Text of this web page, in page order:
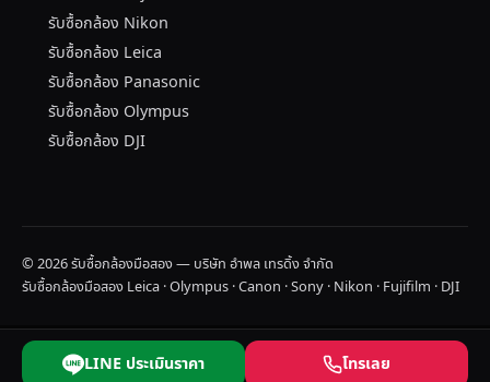
รับซื้อกล้อง Nikon
รับซื้อกล้อง Leica
รับซื้อกล้อง Panasonic
รับซื้อกล้อง Olympus
รับซื้อกล้อง DJI
© 2026 รับซื้อกล้องมือสอง — บริษัท อำพล เทรดิ้ง จำกัด
รับซื้อกล้องมือสอง Leica · Olympus · Canon · Sony · Nikon · Fujifilm · DJI
LINE ประเมินราคา โทรเลย